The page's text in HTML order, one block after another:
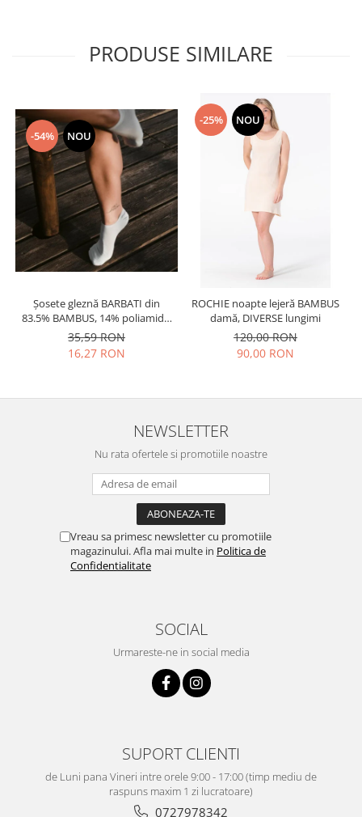
PRODUSE SIMILARE
-54% NOU
Șosete gleznă BARBATI din
83.5% BAMBUS, 14% poliamidă,
2% elastan si 0.5% PPE, grosime
medie
35,59 RON
16,27 RON
-25% NOU
ROCHIE noapte lejeră BAMBUS
damă, DIVERSE lungimi
120,00 RON
90,00 RON
NEWSLETTER
Nu rata ofertele si promotiile noastre
Vreau sa primesc newsletter cu promotiile
magazinului. Afla mai multe in Politica de
Confidentialitate
SOCIAL
Urmareste-ne in social media
SUPORT CLIENTI
de Luni pana Vineri intre orele 9:00 - 17:00 (timp mediu de
raspuns maxim 1 zi lucratoare)
0727978342